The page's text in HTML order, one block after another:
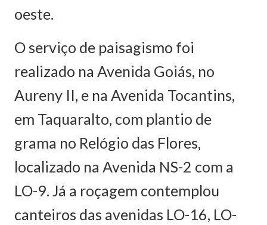
oeste.
O serviço de paisagismo foi
realizado na Avenida Goiás, no
Aureny II, e na Avenida Tocantins,
em Taquaralto, com plantio de
grama no Relógio das Flores,
localizado na Avenida NS-2 com a
LO-9. Já a roçagem contemplou
canteiros das avenidas LO-16, LO-